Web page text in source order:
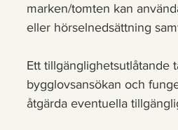
marken/tomten kan
eller hörselnedsättning
Ett tillgänglighetsutlåtande
bygglovsansökan och
åtgärda eventuella